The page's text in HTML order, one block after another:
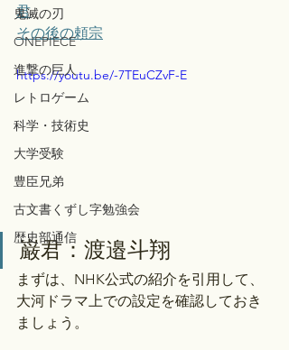
鬼滅の刃
ONEPIECE
進撃の巨人
レトロゲーム
科学・技術史
大学受験
豊臣兄弟
古文書くずし字勉強会
歴史部通信
君
その後の頼宗
https://youtu.be/-7TEuCZvF-E
巌君：渡邉斗翔
まずは、NHK公式の紹介を引用して、
大河ドラマ上での設定を確認しておき
ましょう。